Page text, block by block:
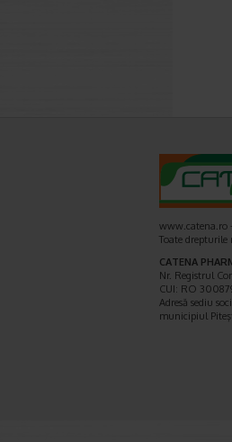
www.catena.ro
Toate drepturile
CATENA
Nr. Registrul
CUI: RO
Adresă sediu
municipiul